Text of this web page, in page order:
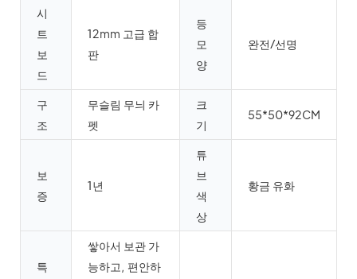
시
트
보
드
12mm 고급 합
판
등
모
양
완전/선명
구
조
무슬림 무늬 카
펫
크
기
55*50*92CM
보
증
1년
튜
브
색
상
황금 유화
특
쌓아서 보관 가
능하고, 편안하